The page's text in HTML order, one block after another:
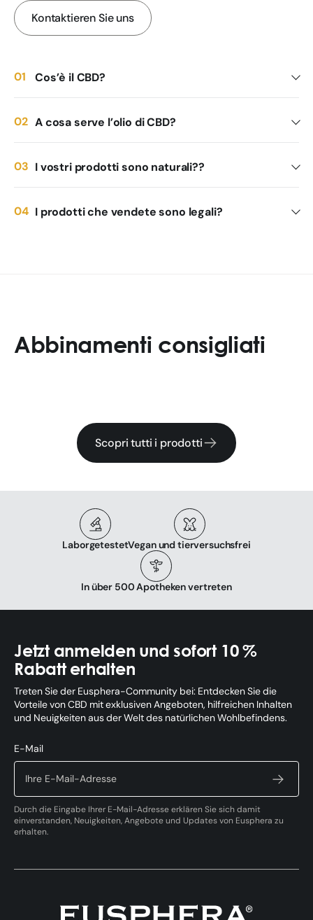
Kontaktieren Sie uns
Cos’è il CBD?
A cosa serve l’olio di CBD?
I vostri prodotti sono naturali??
I prodotti che vendete sono legali?
Abbinamenti consigliati
Scopri tutti i prodotti
LaborgetestetVegan und tierversuchsfrei
In über 500 Apotheken vertreten
Jetzt anmelden und sofort 10 %
Rabatt erhalten
Treten Sie der Eusphera-Community bei: Entdecken Sie die
Vorteile von CBD mit exklusiven Angeboten, hilfreichen Inhalten
und Neuigkeiten aus der Welt des natürlichen Wohlbefindens.
E-Mail
Durch die Eingabe Ihrer E-Mail-Adresse erklären Sie sich damit
einverstanden, Neuigkeiten, Angebote und Updates von Eusphera zu
erhalten.